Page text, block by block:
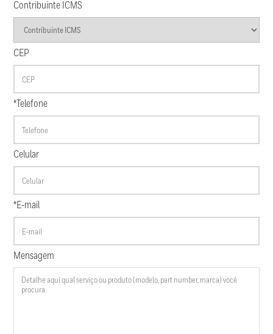
Contribuinte ICMS
CEP
*Telefone
Celular
*E-mail
Mensagem